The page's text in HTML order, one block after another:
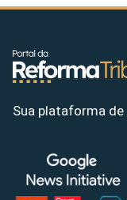
Sua plataforma